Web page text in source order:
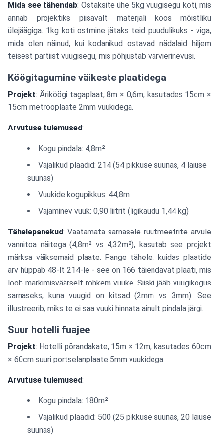
Mida see tähendab: Ostaksite ühe 5kg vuugisegu koti, mis
annab projektiks piisavalt materjali koos mõistliku
ülejäägiga. 1kg koti ostmine jätaks teid puudulikuks - viga,
mida olen näinud, kui kodanikud ostavad nädalaid hiljem
teisest partiist vuugisegu, mis põhjustab värvierinevusi.
Köögitagumine väikeste plaatidega
Projekt: Äriköögi tagaplaat, 8m × 0,6m, kasutades 15cm ×
15cm metrooplaate 2mm vuukidega.
Arvutuse tulemused:
Kogu pindala: 4,8m²
Vajalikud plaadid: 214 (54 pikkuse suunas, 4 laiuse
suunas)
Vuukide kogupikkus: 44,8m
Vajaminev vuuk: 0,90 liitrit (ligikaudu 1,44 kg)
Tähelepanekud: Vaatamata sarnasele ruutmeetrite arvule
vannitoa näitega (4,8m² vs 4,32m²), kasutab see projekt
märksa väiksemaid plaate. Pange tähele, kuidas plaatide
arv hüppab 48-lt 214-le - see on 166 täiendavat plaati, mis
loob märkimisväärselt rohkem vuuke. Siiski jääb vuugikogus
sarnaseks, kuna vuugid on kitsad (2mm vs 3mm). See
illustreerib, miks te ei saa vuuki hinnata ainult pindala järgi.
Suur hotelli fuajee
Projekt: Hotelli põrandakate, 15m × 12m, kasutades 60cm
× 60cm suuri portselanplaate 5mm vuukidega.
Arvutuse tulemused:
Kogu pindala: 180m²
Vajalikud plaadid: 500 (25 pikkuse suunas, 20 laiuse
suunas)